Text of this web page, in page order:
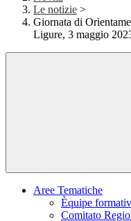
Le notizie >
Giornata di
Ligure, 3 maggio
Aree Tematiche
Èquipe
Comitato